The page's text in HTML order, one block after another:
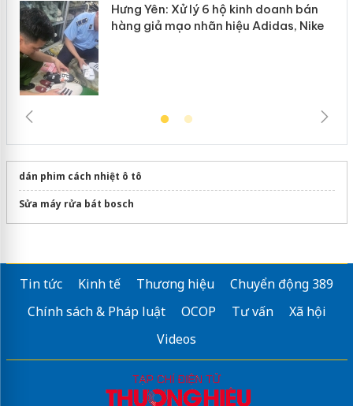
Hưng Yên: Xử lý 6 hộ kinh doanh bán
hàng giả mạo nhãn hiệu Adidas, Nike
dán phim cách nhiệt ô tô
Sửa máy rửa bát bosch
Tin tức Kinh tế Thương hiệu
Chuyển động 389
Chính sách & Pháp luật
OCOP Tư vấn
Xã hội
Videos